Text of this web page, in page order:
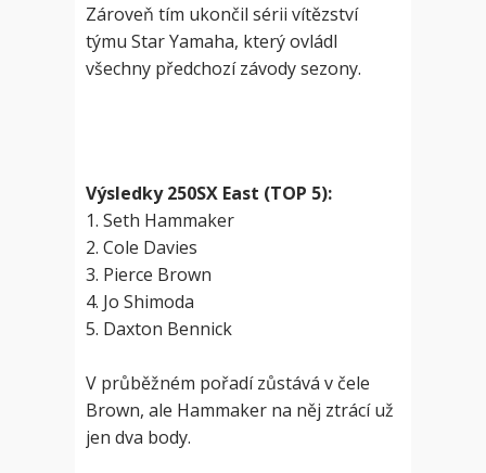
Zároveň tím ukončil sérii vítězství
týmu Star Yamaha, který ovládl
všechny předchozí závody sezony.
Výsledky 250SX East (TOP 5):
1. Seth Hammaker
2. Cole Davies
3. Pierce Brown
4. Jo Shimoda
5. Daxton Bennick
V průběžném pořadí zůstává v čele
Brown, ale Hammaker na něj ztrácí už
jen dva body.